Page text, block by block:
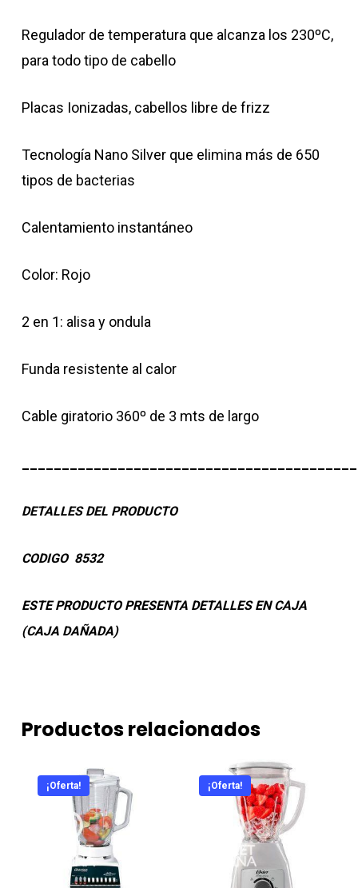
Regulador de temperatura que alcanza los 230ºC,
para todo tipo de cabello
Placas Ionizadas, cabellos libre de frizz
Tecnología Nano Silver que elimina más de 650
tipos de bacterias
Calentamiento instantáneo
Color: Rojo
2 en 1: alisa y ondula
Funda resistente al calor
Cable giratorio 360º de 3 mts de largo
DETALLES DEL PRODUCTO
CODIGO 8532
ESTE PRODUCTO PRESENTA DETALLES EN CAJA
(CAJA DAÑADA)
Productos relacionados
¡Oferta! ¡Oferta!